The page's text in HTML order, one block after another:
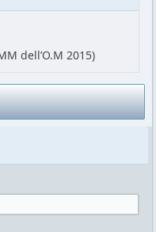
dell’O.M 2015)